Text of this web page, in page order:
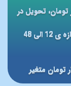
89 هزار تومان، تحویل در
بصورت پس کرایه، تحویل در بازه ی 12 الی 48
مبنای شهر مقصد بین 59 الی 79 هزار تومان متغیر